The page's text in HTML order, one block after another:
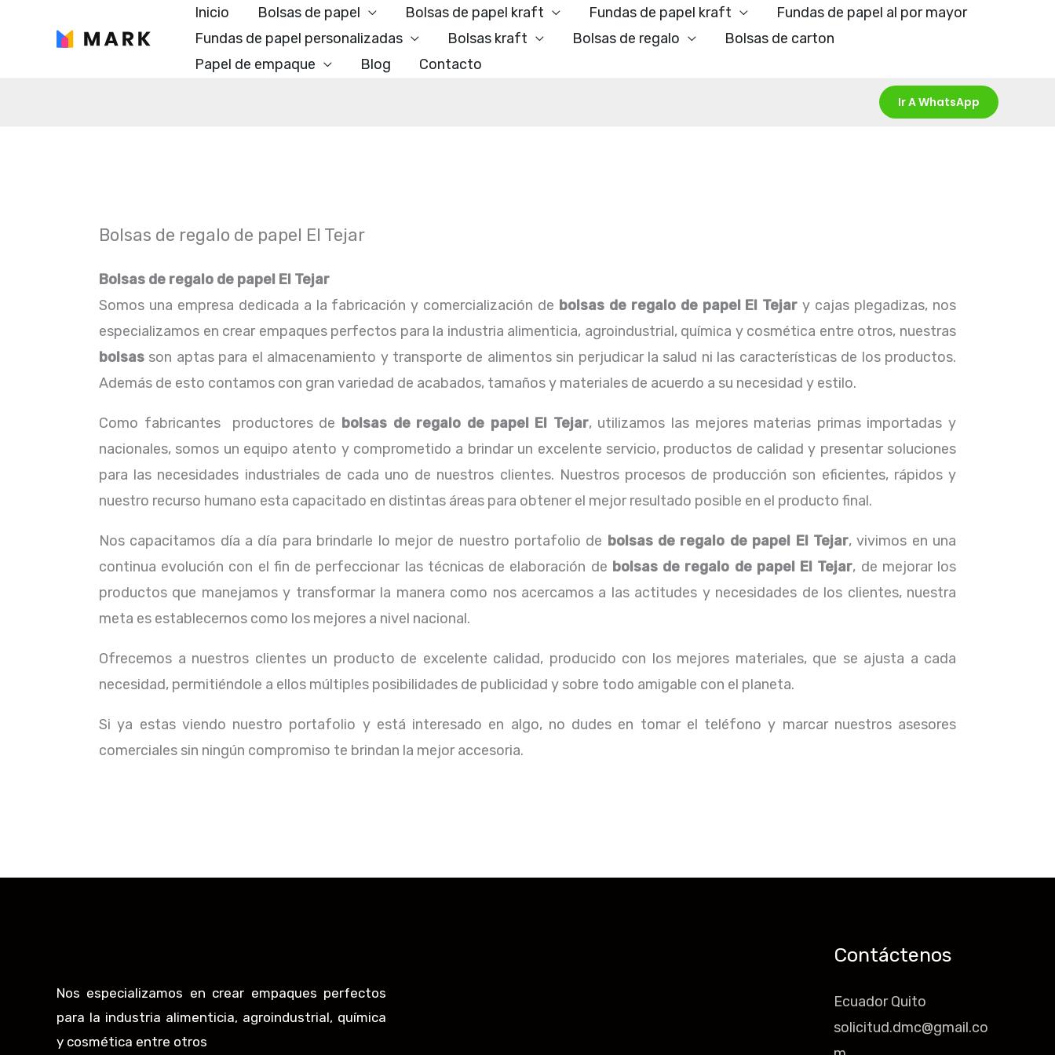
Inicio Bolsas de papel Bolsas de papel kraft Fundas de papel kraft
Fundas de papel al por mayor
Fundas de papel personalizadas
Bolsas kraft Bolsas de regalo
Bolsas de carton
Papel de empaque
Blog Contacto
Ir A WhatsApp
Bolsas de regalo de papel El Tejar
Bolsas de regalo de papel El Tejar
Somos una empresa dedicada a la fabricación y comercialización de bolsas de regalo de papel El Tejar y cajas plegadizas, nos
especializamos en crear empaques perfectos para la industria alimenticia, agroindustrial, química y cosmética entre otros, nuestras
bolsas son aptas para el almacenamiento y transporte de alimentos sin perjudicar la salud ni las características de los productos.
Además de esto contamos con gran variedad de acabados, tamaños y materiales de acuerdo a su necesidad y estilo.
Como fabricantes productores de bolsas de regalo de papel El Tejar, utilizamos las mejores materias primas importadas y
nacionales, somos un equipo atento y comprometido a brindar un excelente servicio, productos de calidad y presentar soluciones
para las necesidades industriales de cada uno de nuestros clientes. Nuestros procesos de producción son eficientes, rápidos y
nuestro recurso humano esta capacitado en distintas áreas para obtener el mejor resultado posible en el producto final.
Nos capacitamos día a día para brindarle lo mejor de nuestro portafolio de bolsas de regalo de papel El Tejar, vivimos en una
continua evolución con el fin de perfeccionar las técnicas de elaboración de bolsas de regalo de papel El Tejar, de mejorar los
productos que manejamos y transformar la manera como nos acercamos a las actitudes y necesidades de los clientes, nuestra
meta es establecernos como los mejores a nivel nacional.
Ofrecemos a nuestros clientes un producto de excelente calidad, producido con los mejores materiales, que se ajusta a cada
necesidad, permitiéndole a ellos múltiples posibilidades de publicidad y sobre todo amigable con el planeta.
Si ya estas viendo nuestro portafolio y está interesado en algo, no dudes en tomar el teléfono y marcar nuestros asesores
comerciales sin ningún compromiso te brindan la mejor accesoria.
Nos especializamos en crear empaques perfectos
para la industria alimenticia, agroindustrial, química
y cosmética entre otros
Contáctenos
Ecuador Quito
solicitud.dmc@gmail.co